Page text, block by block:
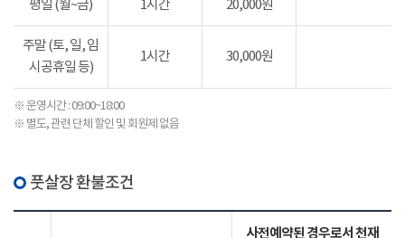
평일 (월~금) 1시간 20,000원
주말 (토, 일, 임
시공휴일 등)
1시간 30,000원
※ 운영시간 : 09:00~18:00
※ 별도, 관련 단체 할인 및 회원제 없음
풋살장 환불조건
사전예약된 경우로서 천재